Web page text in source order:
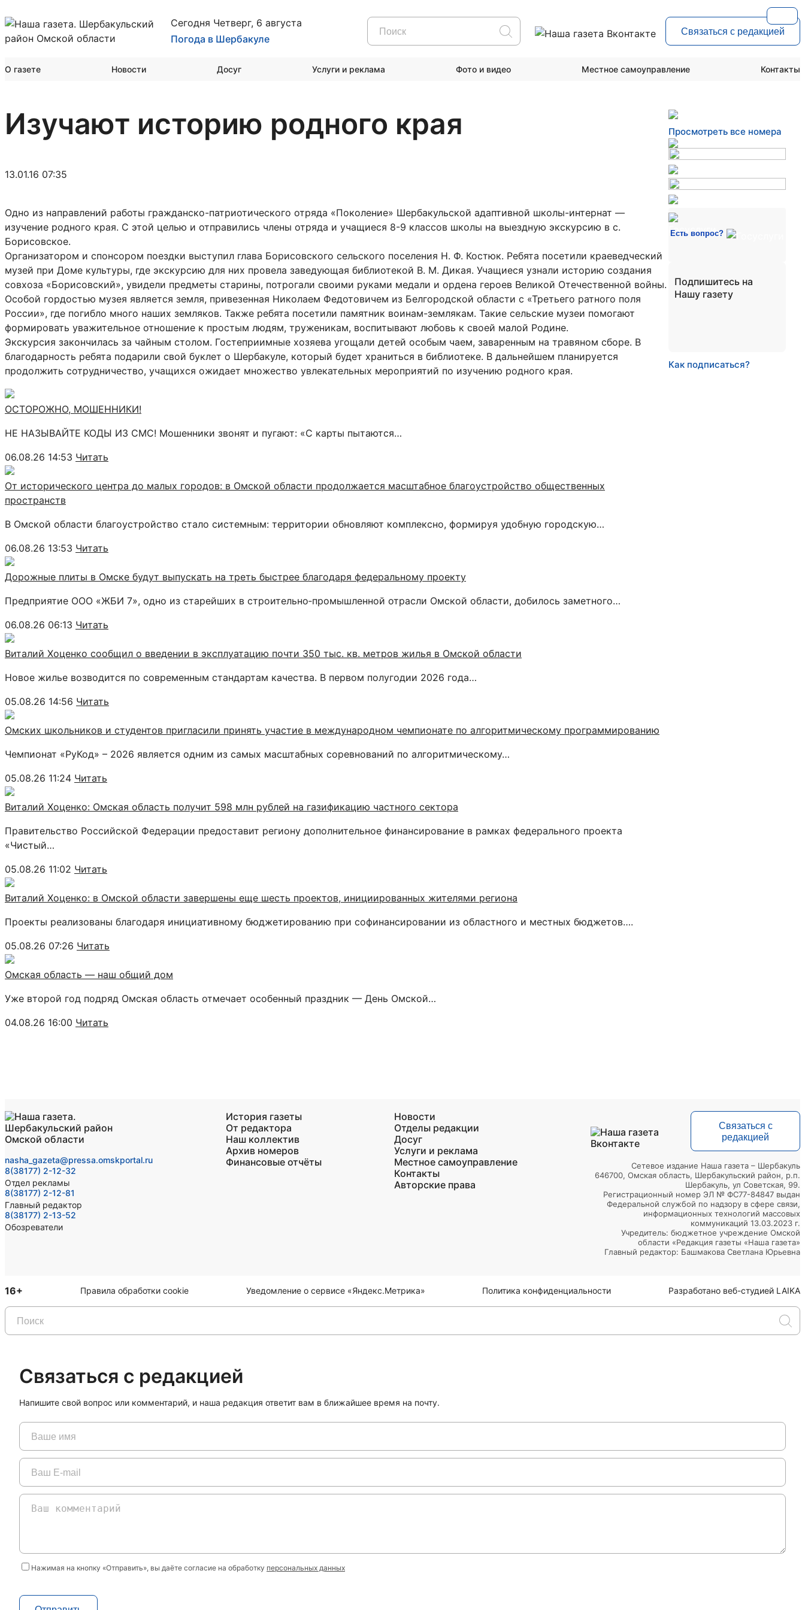
Сегодня Четверг, 6 августа
Погода в Шербакуле
Связаться с редакцией
О газете Новости Досуг Услуги и реклама Фото и видео Местное самоуправление Контакты
Изучают историю родного края
13.01.16 07:35
Одно из направлений работы гражданско-патриотического отряда «Поколение» Шербакульской адаптивной школы-интернат —
изучение родного края. С этой целью и отправились члены отряда и учащиеся 8-9 классов школы на выездную экскурсию в с.
Борисовское.
Организатором и спонсором поездки выступил глава Борисовского сельского поселения Н. Ф. Костюк. Ребята посетили краеведческий
музей при Доме культуры, где экскурсию для них провела заведующая библиотекой В. М. Дикая. Учащиеся узнали историю создания
совхоза «Борисовский», увидели предметы старины, потрогали своими руками медали и ордена героев Великой Отечественной войны.
Особой гордостью музея является земля, привезенная Николаем Федотовичем из Белгородской области с «Третьего ратного поля
России», где погибло много наших земляков. Также ребята посетили памятник воинам-землякам. Такие сельские музеи помогают
формировать уважительное отношение к простым людям, труженикам, воспитывают любовь к своей малой Родине.
Экскурсия закончилась за чайным столом. Гостеприимные хозяева угощали детей особым чаем, заваренным на травяном сборе. В
благодарность ребята подарили свой буклет о Шербакуле, который будет храниться в библиотеке. В дальнейшем планируется
продолжить сотрудничество, учащихся ожидает множество увлекательных мероприятий по изучению родного края.
ОСТОРОЖНО, МОШЕННИКИ!
НЕ НАЗЫВАЙТЕ КОДЫ ИЗ СМС! Мошенники звонят и пугают: «С карты пытаются…
06.08.26 14:53 Читать
От исторического центра до малых городов: в Омской области продолжается масштабное благоустройство общественных
пространств
В Омской области благоустройство стало системным: территории обновляют комплексно, формируя удобную городскую…
06.08.26 13:53 Читать
Дорожные плиты в Омске будут выпускать на треть быстрее благодаря федеральному проекту
Предприятие ООО «ЖБИ 7», одно из старейших в строительно‑промышленной отрасли Омской области, добилось заметного…
06.08.26 06:13 Читать
Виталий Хоценко сообщил о введении в эксплуатацию почти 350 тыс. кв. метров жилья в Омской области
Новое жилье возводится по современным стандартам качества. В первом полугодии 2026 года…
05.08.26 14:56 Читать
Омских школьников и студентов пригласили принять участие в международном чемпионате по алгоритмическому программированию
Чемпионат «РуКод» – 2026 является одним из самых масштабных соревнований по алгоритмическому…
05.08.26 11:24 Читать
Виталий Хоценко: Омская область получит 598 млн рублей на газификацию частного сектора
Правительство Российской Федерации предоставит региону дополнительное финансирование в рамках федерального проекта
«Чистый…
05.08.26 11:02 Читать
Виталий Хоценко: в Омской области завершены еще шесть проектов, инициированных жителями региона
Проекты реализованы благодаря инициативному бюджетированию при софинансировании из областного и местных бюджетов….
05.08.26 07:26 Читать
Омская область — наш общий дом
Уже второй год подряд Омская область отмечает особенный праздник — День Омской…
04.08.26 16:00 Читать
Просмотреть все номера
Есть вопрос?
Подпишитесь на
Нашу газету
Как подписаться?
nasha_gazeta@pressa.omskportal.ru
8(38177) 2-12-32
Отдел рекламы
8(38177) 2-12-81
Главный редактор
8(38177) 2-13-52
Обозреватели
История газеты
От редактора
Наш коллектив
Архив номеров
Финансовые отчёты
Новости
Отделы редакции
Досуг
Услуги и реклама
Местное самоуправление
Контакты
Авторские права
Связаться с
редакцией
Сетевое издание Наша газета – Шербакуль
646700, Омская область, Шербакульский район, р.п.
Шербакуль, ул Советская, 99.
Регистрационный номер ЭЛ № ФС77-84847 выдан
Федеральной службой по надзору в сфере связи,
информационных технологий массовых
коммуникаций 13.03.2023 г.
Учредитель: бюджетное учреждение Омской
области «Редакция газеты «Наша газета»
Главный редактор: Башмакова Светлана Юрьевна
16+ Правила обработки cookie Уведомление о сервисе «Яндекс.Метрика» Политика конфиденциальности Разработано веб-студией LAIKA
Связаться с редакцией
Напишите свой вопрос или комментарий, и наша редакция ответит вам в ближайшее время на почту.
Нажимая на кнопку «Отправить», вы даёте согласие на обработку персональных данных